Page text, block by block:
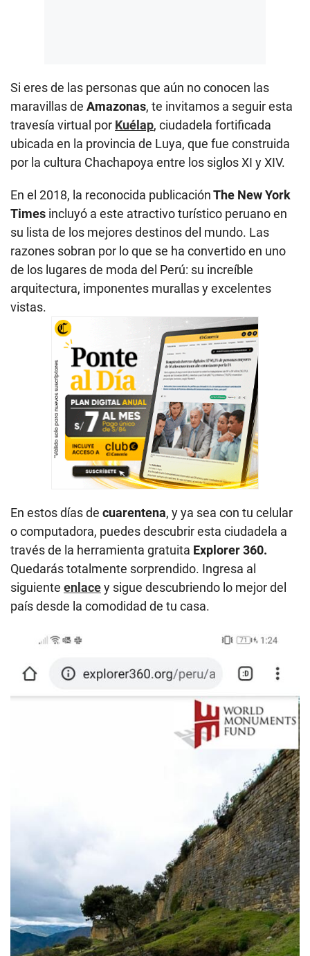
Si eres de las personas que aún no conocen las
maravillas de Amazonas, te invitamos a seguir esta
travesía virtual por Kuélap, ciudadela fortificada
ubicada en la provincia de Luya, que fue construida
por la cultura Chachapoya entre los siglos XI y XIV.
En el 2018, la reconocida publicaciónThe New York
Times incluyó a este atractivo turístico peruano en
su lista de los mejores destinos del mundo. Las
razones sobran por lo que se ha convertido en uno
de los lugares de moda del Perú: su increíble
arquitectura, imponentes murallas y excelentes
vistas.
En estos días de cuarentena, y ya sea con tu celular
o computadora, puedes descubrir esta ciudadela a
través de la herramienta gratuita Explorer 360.
Quedarás totalmente sorprendido. Ingresa al
siguiente enlacey sigue descubriendo lo mejor del
país desde la comodidad de tu casa.